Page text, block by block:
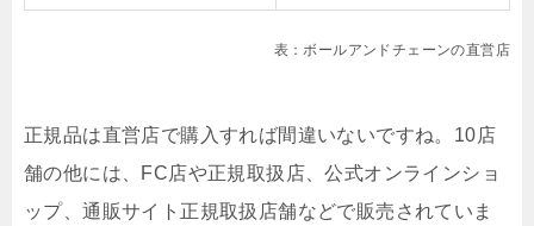
表：ボールアンドチェーンの直営店
正規品は直営店で購入すれば間違いないですね。10店
舗の他には、FC店や正規取扱店、公式オンラインショ
ップ、通販サイト正規取扱店舗などで販売されていま